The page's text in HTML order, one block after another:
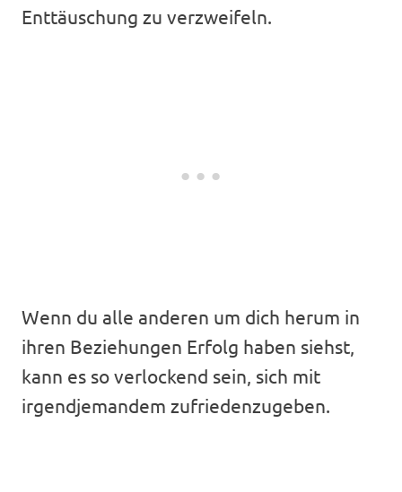
Enttäuschung zu verzweifeln.
Wenn du alle anderen um dich herum in
ihren Beziehungen Erfolg haben siehst,
kann es so verlockend sein, sich mit
irgendjemandem zufriedenzugeben.